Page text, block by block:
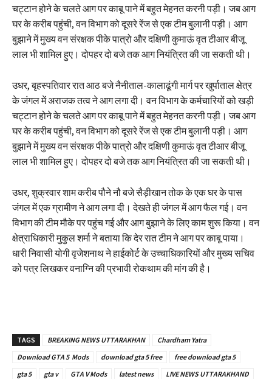
चट्टान होने के चलते आग पर काबू पाने में बहुत मेहनत करनी पड़ी। जब आग
घर के करीब पहुंची, वन विभाग को दूसरे रेंज से एक टीम बुलानी पड़ी। आग
बुझाने में मुख्य वन संरक्षक पीके पात्रो और दक्षिणी कुमाऊं वृत टीआर बीजू
लाल भी शामिल हुए। दोपहर दो बजे तक आग नियंत्रित की जा सकती थी।
उधर, बृहस्पतिवार रात आठ बजे नैनीताल-कालाढूंगी मार्ग पर खुर्पाताल क्षेत्र
के जंगल में अराजक तत्व ने आग लगा दी। वन विभाग के कर्मचारियों को खड़ी
चट्टान होने के चलते आग पर काबू पाने में बहुत मेहनत करनी पड़ी। जब आग
घर के करीब पहुंची, वन विभाग को दूसरे रेंज से एक टीम बुलानी पड़ी। आग
बुझाने में मुख्य वन संरक्षक पीके पात्रो और दक्षिणी कुमाऊं वृत टीआर बीजू
लाल भी शामिल हुए। दोपहर दो बजे तक आग नियंत्रित की जा सकती थी।
उधर, शुक्रवार शाम करीब पौने नौ बजे सैड़ीखान तोक के एक घर के पास
जंगल में एक ग्रामीण ने आग लगा दी। देखते ही जंगल में आग फैल गई। वन
विभाग की टीम मौके पर पहुंच गई और आग बुझाने के लिए काम शुरू किया। वन
क्षेत्राधिकारी मुकुल शर्मा ने बताया कि देर रात टीम ने आग पर काबू पाया।
धारी निवासी योगी वृजेशनाथ ने हाईकोर्ट के उच्चाधिकारियों और मुख्य सचिव
को पत्र लिखकर वनाग्नि की प्रभावी रोकथाम की मांग की है।
TAGS BREAKING NEWS UTTARAKHAN
Chardham Yatra
Download GTA 5 Mods
download gta 5 free
free download gta 5
gta 5
gta v GTA V Mods latest news
LIVE NEWS UTTARAKHAND